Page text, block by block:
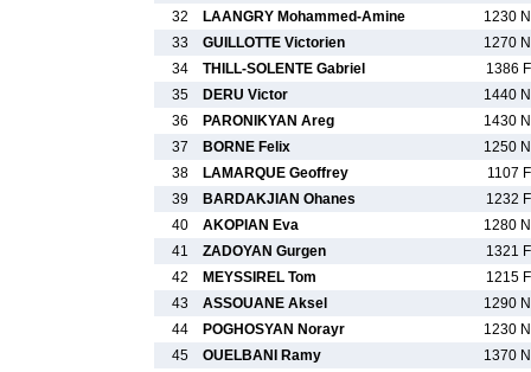
32
LAANGRY Mohammed-Amine
1230 N
33
GUILLOTTE Victorien
1270 N
34
THILL-SOLENTE Gabriel
1386 F
35
DERU Victor
1440 N
36
PARONIKYAN Areg
1430 N
37
BORNE Felix
1250 N
38
LAMARQUE Geoffrey
1107 F
39
BARDAKJIAN Ohanes
1232 F
40
AKOPIAN Eva
1280 N
41
ZADOYAN Gurgen
1321 F
42
MEYSSIREL Tom
1215 F
43
ASSOUANE Aksel
1290 N
44
POGHOSYAN Norayr
1230 N
45
OUELBANI Ramy
1370 N